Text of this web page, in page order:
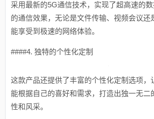
采用最新的5G通信技术，实现了超高速的
的通信效果，无论是文件传输、视频会议还
能享受到极速的网络体验。
####4. 独特的个性化定制
这款产品还提供了丰富的个性化定制选项，
能根据自己的喜好和需求，打造出独一无二
性和风采。